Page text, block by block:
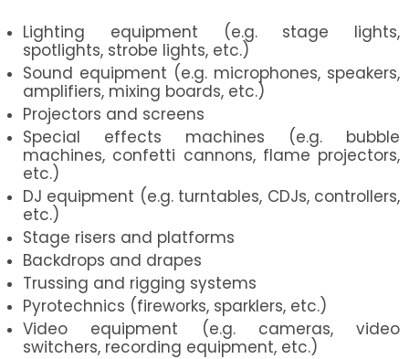
Lighting equipment (e.g. stage lights,
spotlights, strobe lights, etc.)
Sound equipment (e.g. microphones, speakers,
amplifiers, mixing boards, etc.)
Projectors and screens
Special effects machines (e.g. bubble
machines, confetti cannons, flame projectors,
etc.)
DJ equipment (e.g. turntables, CDJs, controllers,
etc.)
Stage risers and platforms
Backdrops and drapes
Trussing and rigging systems
Pyrotechnics (fireworks, sparklers, etc.)
Video equipment (e.g. cameras, video
switchers, recording equipment, etc.)